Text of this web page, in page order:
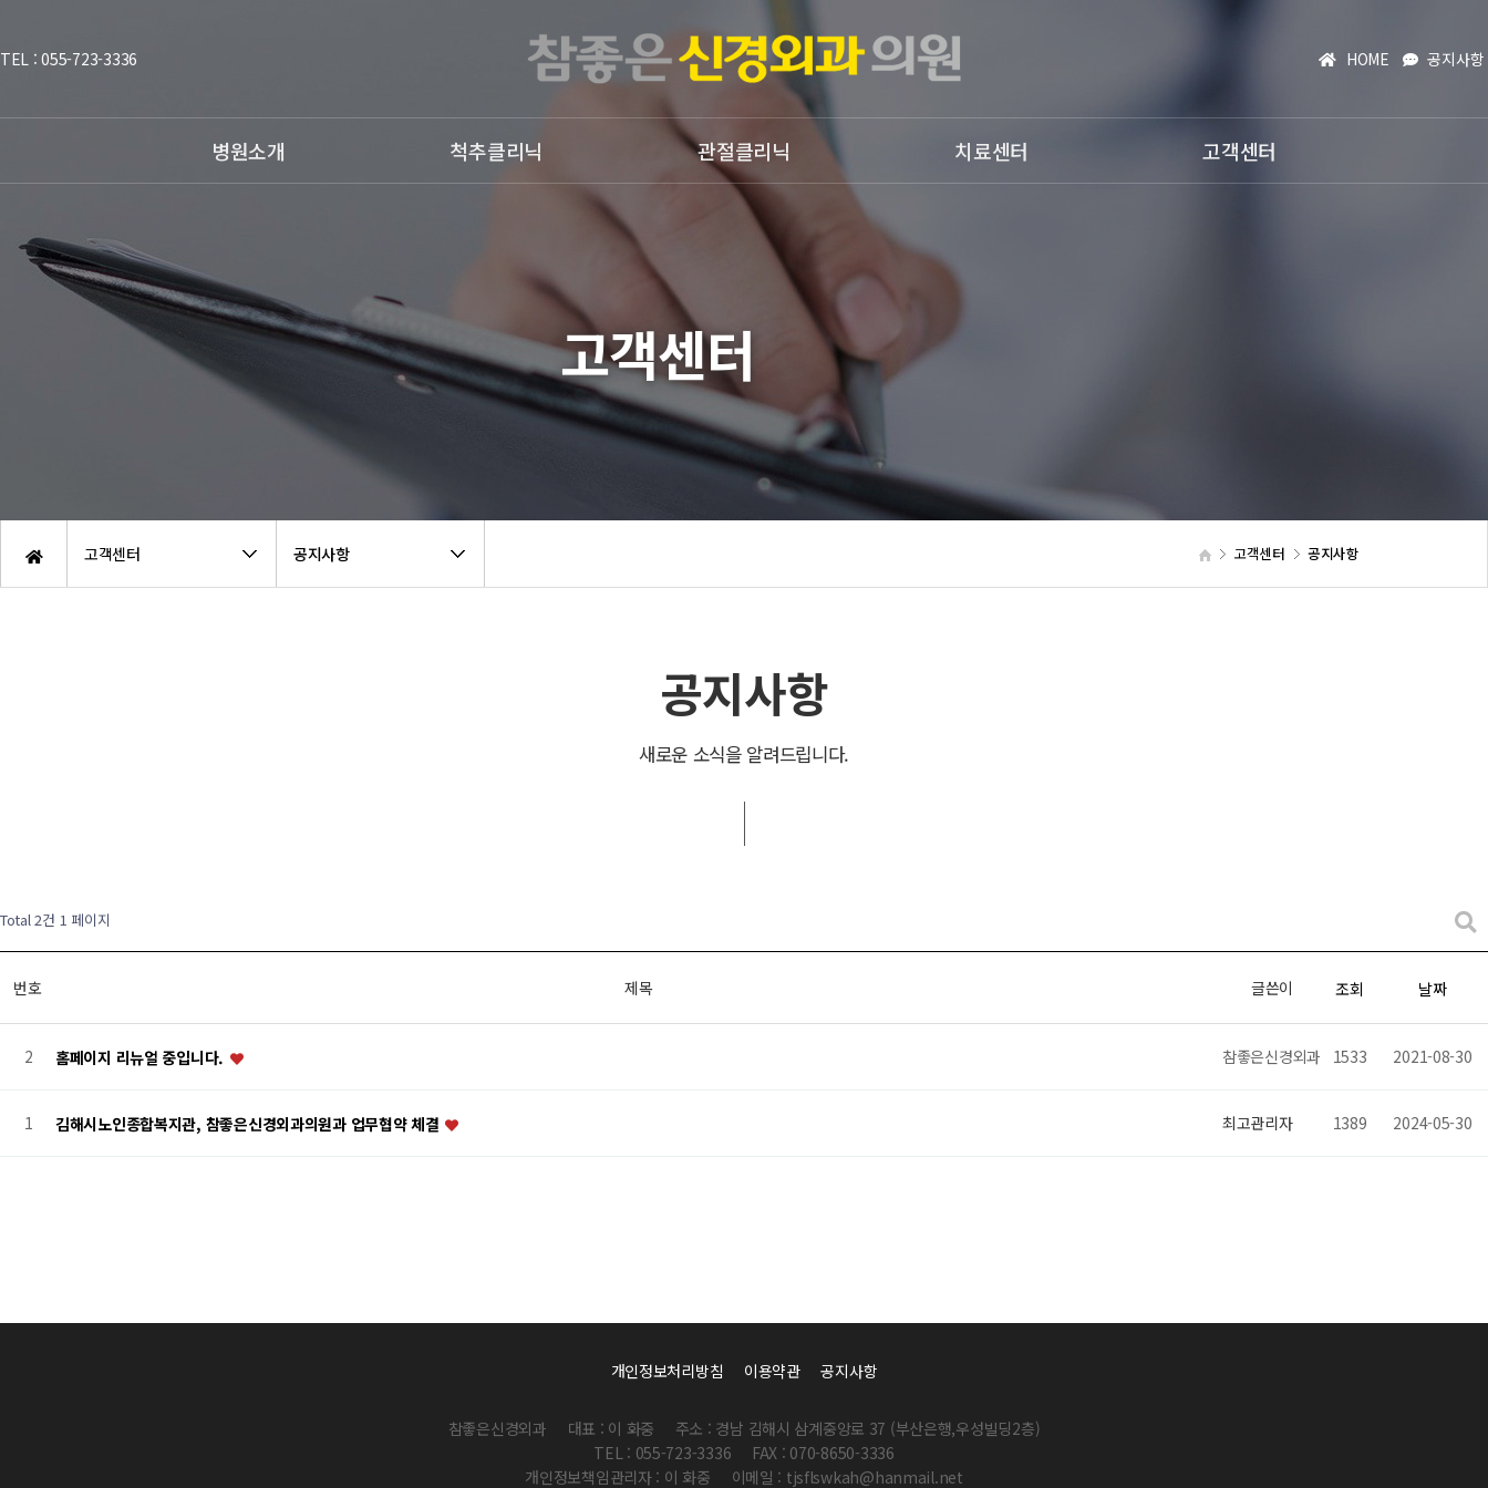
TEL : 055-723-3336 HOME 공지사항
병원소개
의료진소개
진료시간안내
비급여진료안내
병원둘러보기
척추클리닉 관절클리닉
상지질환
무릎질환
족부질환
치료센터
도수치료
체외충격파치료
고객센터
고객센터 공지사항 고객센터 공지사항
고객센터
공지사항
새로운 소식을 알려드립니다.
Total 2건 1 페이지
번호 제목 글쓴이 조회 날짜
2 홈페이지 리뉴얼 중입니다. 참좋은신경외과 1533 2021-08-30
1 김해시노인종합복지관, 참좋은신경외과의원과 업무협약 체결 최고관리자 1389 2024-05-30
개인정보처리방침 이용약관 공지사항
참좋은신경외과 대표 : 이 화중
주소 : 경남 김해시 삼계중앙로 37 (부산은행,우성빌딩2층)
TEL : 055-723-3336
FAX : 070-8650-3336
개인정보책임관리자 : 이 화중
이메일 : tjsflswkah@hanmail.net